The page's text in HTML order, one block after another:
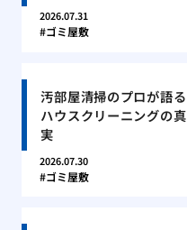
2026.07.31
ゴミ屋敷
汚部屋清掃のプロが語る
ハウスクリーニングの真
実
2026.07.30
ゴミ屋敷